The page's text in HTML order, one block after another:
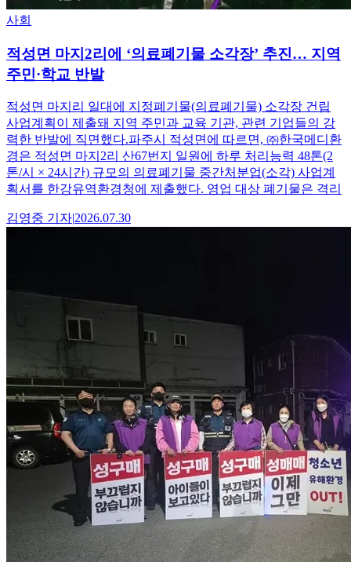
사회
적성면 마지2리에 ‘의료폐기물 소각장’ 추진… 지역
주민·학교 반발
적성면 마지리 일대에 지정폐기물(의료폐기물) 소각장 건립
사업계획이 제출돼 지역 주민과 교육 기관, 관련 기업들의 강
력한 반발에 직면했다.파주시 적성면에 따르면, ㈜한국메디환
경은 적성면 마지2리 산67번지 일원에 하루 처리능력 48톤(2
톤/시 × 24시간) 규모의 의료폐기물 중간처분업(소각) 사업계
획서를 한강유역환경청에 제출했다. 영업 대상 폐기물은 격리
김영중 기자|2026.07.30